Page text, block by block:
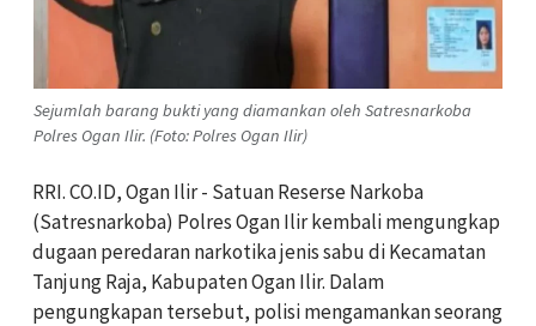
Sejumlah barang bukti yang diamankan oleh Satresnarkoba
Polres Ogan Ilir. (Foto: Polres Ogan Ilir)
RRI. CO.ID, Ogan Ilir - Satuan Reserse Narkoba
(Satresnarkoba) Polres Ogan Ilir kembali mengungkap
dugaan peredaran narkotika jenis sabu di Kecamatan
Tanjung Raja, Kabupaten Ogan Ilir. Dalam
pengungkapan tersebut, polisi mengamankan seorang